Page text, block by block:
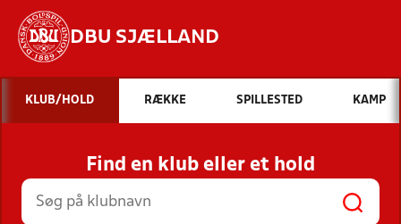
DBU SJÆLLAND
Hvad vil du søge efter?
INDHOLD OG NYHEDER
STILLINGER, RESULTATER, KLUBBER OG
HOLD
KLUB/HOLD RÆKKE SPILLESTED KAMP
Find en klub eller et hold